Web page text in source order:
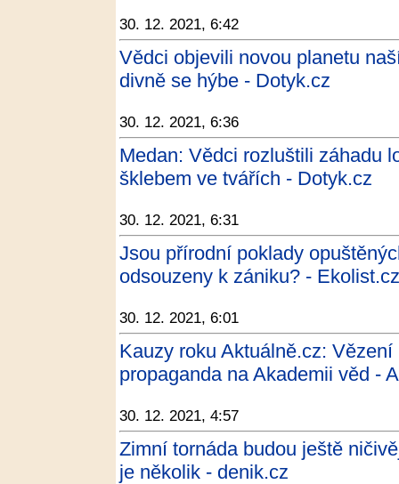
30. 12. 2021, 6:42
Vědci objevili novou planetu
divně se hýbe - Dotyk.cz
30. 12. 2021, 6:36
Medan: Vědci rozluštili záhadu
šklebem ve tvářích - Dotyk.cz
30. 12. 2021, 6:31
Jsou přírodní poklady
odsouzeny k zániku? - Ekolist.cz
30. 12. 2021, 6:01
Kauzy roku Aktuálně.cz:
propaganda na Akademii věd -
30. 12. 2021, 4:57
Zimní tornáda budou ještě
je několik - denik.cz